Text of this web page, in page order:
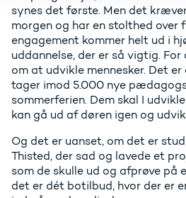
synes det første. Men det
morgen og har en stolthed over
engagement kommer helt ud i
uddannelse, der er så vigtig.
om at udvikle mennesker. Det
tager imod 5.000 nye
sommerferien. Dem skal I
kan gå ud af døren igen og
Og det er uanset, om det er
Thisted, der sad og lavede et
som de skulle ud og afprøve på
det er dét botilbud, hvor der er